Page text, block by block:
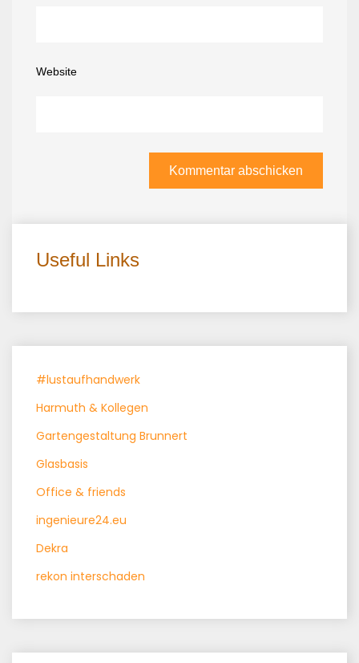
Website
Useful Links
#lustaufhandwerk
Harmuth & Kollegen
Gartengestaltung Brunnert
Glasbasis
Office & friends
ingenieure24.eu
Dekra
rekon interschaden